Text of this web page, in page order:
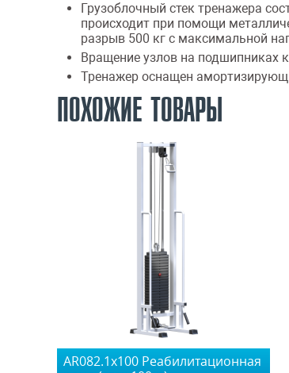
Грузоблочный стек тренажера
происходит при помощи
разрыв 500 кг с максимальной
Вращение узлов на подшипниках
Тренажер оснащен
ПОХОЖИЕ ТОВАРЫ
AR082.1х100 Реабилитационная